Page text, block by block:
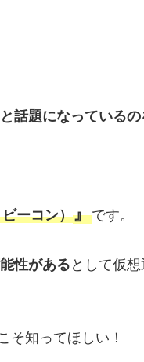
と話題になっている
ーコン）』です。
性がある として仮
そ知ってほしい！